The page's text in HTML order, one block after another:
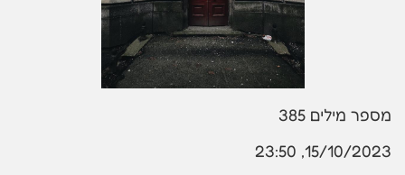
מספר מילים 385
15/10/2023, 23:50